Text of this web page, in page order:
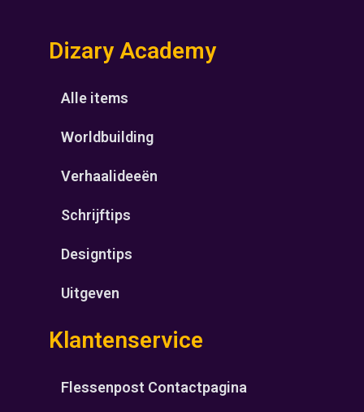
Dizary Academy
Alle items
Worldbuilding
Verhaalideeën
Schrijftips
Designtips
Uitgeven
Klantenservice
Flessenpost Contactpagina